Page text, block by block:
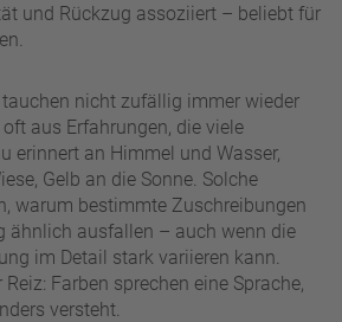
und Rückzug assoziiert – beliebt für
nicht zufällig immer wieder
aus Erfahrungen, die viele
erinnert an Himmel und Wasser,
Gelb an die Sonne. Solche
warum bestimmte Zuschreibungen
ähnlich ausfallen – auch wenn die
im Detail stark variieren kann.
Farben sprechen eine Sprache,
versteht.